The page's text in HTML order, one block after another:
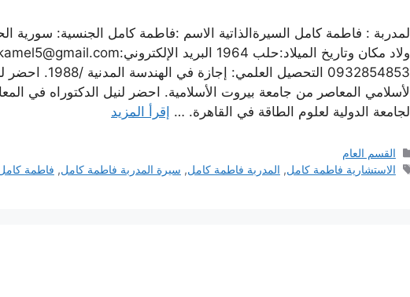
المدربة : فاطمة كامل السيرةالذاتية الاسم :فاطمة كامل الجنسية: سورية
أولاد مكان وتاريخ الميلاد:حلب 1964 البريد الإلكتروني:
0932854853 التحصيل
الأسلامي المعاصر من جامعة بيروت الأسلامية. احضر لنيل الدكتوراه في
الجامعة الدولية لعلوم الطاقة في القاهرة. … إقرأ المزيد
التصنيفات
القسم العام
الوسوم
الاستشارية فاطمة كامل, المدربة فاطمة كامل, سيرة المدربة فاطمة كامل, فاطمة